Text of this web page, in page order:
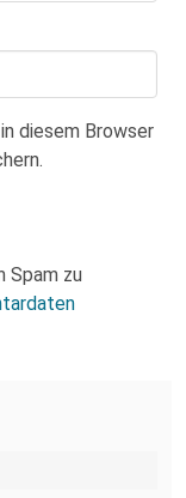
diesem Browser
Spam zu
bei